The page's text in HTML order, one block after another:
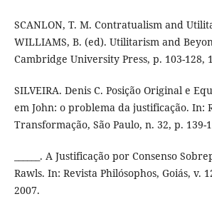
SCANLON, T. M. Contratualism and
WILLIAMS, B. (ed). Utilitarism and
Cambridge University Press, p. 103-128,
SILVEIRA. Denis C. Posição Original e
em John: o problema da justificação. In:
Transformação, São Paulo, n. 32, p. 139-
______. A Justificação por Consenso
Rawls. In: Revista Philósophos, Goiás, v.
2007.